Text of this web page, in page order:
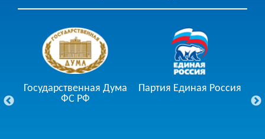
Государственная Дума
ФС РФ
Партия Единая Россия